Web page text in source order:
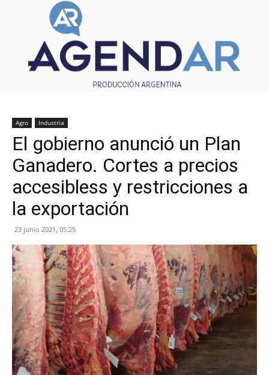
Agro Industria
El gobierno anunció un Plan
Ganadero. Cortes a precios
accesibless y restricciones a
la exportación
23 junio 2021, 05:25